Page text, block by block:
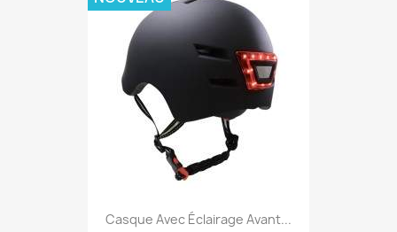
Casque Avec Éclairage Avant...